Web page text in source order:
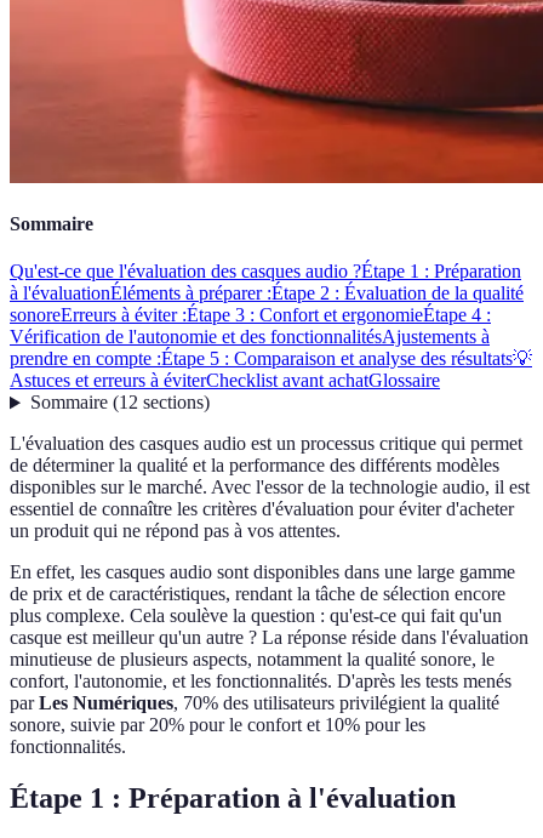
Sommaire
Qu'est-ce que l'évaluation des casques audio ?Étape 1 : Préparation
à l'évaluationÉléments à préparer :Étape 2 : Évaluation de la qualité
sonoreErreurs à éviter :Étape 3 : Confort et ergonomieÉtape 4 :
Vérification de l'autonomie et des fonctionnalitésAjustements à
prendre en compte :Étape 5 : Comparaison et analyse des résultats💡
Astuces et erreurs à éviterChecklist avant achatGlossaire
Sommaire(12 sections)
L'évaluation des casques audio est un processus critique qui permet
de déterminer la qualité et la performance des différents modèles
disponibles sur le marché. Avec l'essor de la technologie audio, il est
essentiel de connaître les critères d'évaluation pour éviter d'acheter
un produit qui ne répond pas à vos attentes.
En effet, les casques audio sont disponibles dans une large gamme
de prix et de caractéristiques, rendant la tâche de sélection encore
plus complexe. Cela soulève la question : qu'est-ce qui fait qu'un
casque est meilleur qu'un autre ? La réponse réside dans l'évaluation
minutieuse de plusieurs aspects, notamment la qualité sonore, le
confort, l'autonomie, et les fonctionnalités. D'après les tests menés
parLes Numériques, 70% des utilisateurs privilégient la qualité
sonore, suivie par 20% pour le confort et 10% pour les
fonctionnalités.
Étape 1 : Préparation à l'évaluation